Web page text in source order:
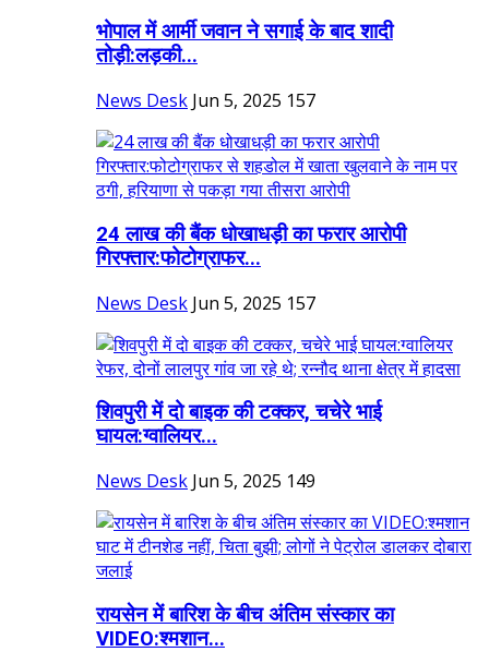
भोपाल में आर्मी जवान ने सगाई के बाद शादी
तोड़ी:लड़की...
News Desk Jun 5, 2025 157
24 लाख की बैंक धोखाधड़ी का फरार आरोपी
गिरफ्तार:फोटोग्राफर...
News Desk Jun 5, 2025 157
शिवपुरी में दो बाइक की टक्कर, चचेरे भाई
घायल:ग्वालियर...
News Desk Jun 5, 2025 149
रायसेन में बारिश के बीच अंतिम संस्कार का
VIDEO:श्मशान...